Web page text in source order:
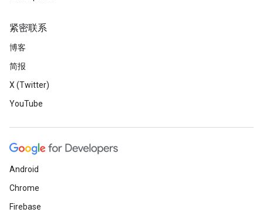
紧密联系
博客
简报
X (Twitter)
YouTube
Android
Chrome
Firebase